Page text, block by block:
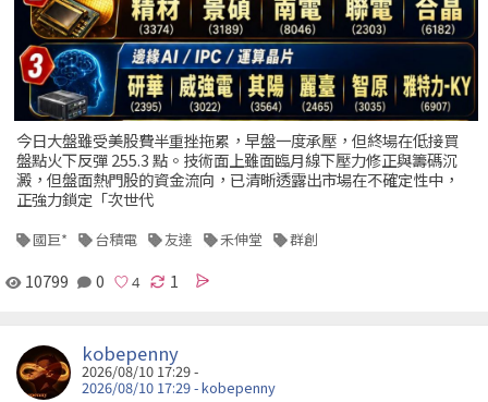
今日大盤雖受美股費半重挫拖累，早盤一度承壓，但終場在低接買
盤點火下反彈 255.3 點。技術面上雖面臨月線下壓力修正與籌碼沉
澱，但盤面熱門股的資金流向，已清晰透露出市場在不確定性中，
正強力鎖定「次世代
國巨* 台積電 友達 禾伸堂 群創
10799 0 1
kobepenny
2026/08/10 17:29 -
2026/08/10 17:29 - kobepenny